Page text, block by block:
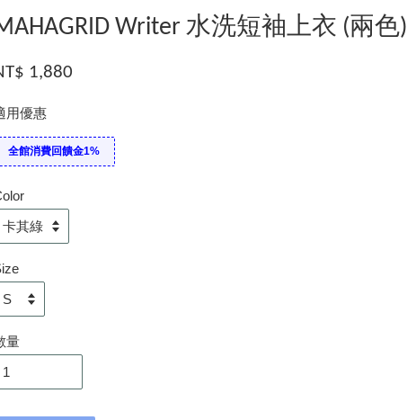
Writer 水洗短袖上衣 (兩色)
1,880
用優惠
全館消費回饋金1%
量